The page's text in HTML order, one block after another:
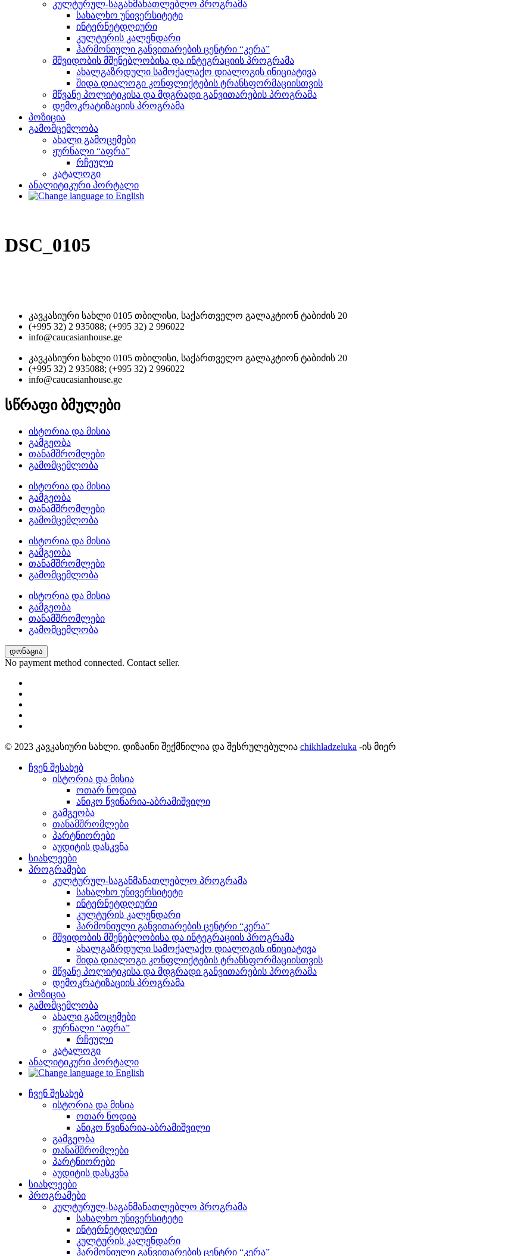
კულტურულ-საგანმანათლებლო პროგრამა
სახალხო უნივერსიტეტი
ინტერნეტდღიური
კულტურის კალენდარი
ჰარმონიული განვითარების ცენტრი “კერა”
მშვიდობის მშენებლობისა და ინტეგრაციის პროგრამა
ახალგაზრდული სამოქალაქო დიალოგის ინიციატივა
შიდა დიალოგი კონფლიქტების ტრანსფორმაციისთვის
მწვანე პოლიტიკისა და მდგრადი განვითარების პროგრამა
დემოკრატიზაციის პროგრამა
პოზიცია
გამომცემლობა
ახალი გამოცემები
ჟურნალი “აფრა”
რჩეული
კატალოგი
ანალიტიკური პორტალი
DSC_0105
კავკასიური სახლი 0105 თბილისი, საქართველო გალაკტიონ ტაბიძის 20
(+995 32) 2 935088; (+995 32) 2 996022
info@caucasianhouse.ge
კავკასიური სახლი 0105 თბილისი, საქართველო გალაკტიონ ტაბიძის 20
(+995 32) 2 935088; (+995 32) 2 996022
info@caucasianhouse.ge
სწრაფი ბმულები
ისტორია და მისია
გამგეობა
თანამშრომლები
გამომცემლობა
ისტორია და მისია
გამგეობა
თანამშრომლები
გამომცემლობა
ისტორია და მისია
გამგეობა
თანამშრომლები
გამომცემლობა
ისტორია და მისია
გამგეობა
თანამშრომლები
გამომცემლობა
დონაცია
No payment method connected. Contact seller.
© 2023 კავკასიური სახლი. დიზაინი შექმნილია და შესრულებულია chikhladzeluka -ის მიერ
ჩვენ შესახებ
ისტორია და მისია
ოთარ ნოდია
ანიკო წვინარია-აბრამიშვილი
გამგეობა
თანამშრომლები
პარტნიორები
აუდიტის დასკვნა
სიახლეები
პროგრამები
კულტურულ-საგანმანათლებლო პროგრამა
სახალხო უნივერსიტეტი
ინტერნეტდღიური
კულტურის კალენდარი
ჰარმონიული განვითარების ცენტრი “კერა”
მშვიდობის მშენებლობისა და ინტეგრაციის პროგრამა
ახალგაზრდული სამოქალაქო დიალოგის ინიციატივა
შიდა დიალოგი კონფლიქტების ტრანსფორმაციისთვის
მწვანე პოლიტიკისა და მდგრადი განვითარების პროგრამა
დემოკრატიზაციის პროგრამა
პოზიცია
გამომცემლობა
ახალი გამოცემები
ჟურნალი “აფრა”
რჩეული
კატალოგი
ანალიტიკური პორტალი
ჩვენ შესახებ
ისტორია და მისია
ოთარ ნოდია
ანიკო წვინარია-აბრამიშვილი
გამგეობა
თანამშრომლები
პარტნიორები
აუდიტის დასკვნა
სიახლეები
პროგრამები
კულტურულ-საგანმანათლებლო პროგრამა
სახალხო უნივერსიტეტი
ინტერნეტდღიური
კულტურის კალენდარი
ჰარმონიული განვითარების ცენტრი “კერა”